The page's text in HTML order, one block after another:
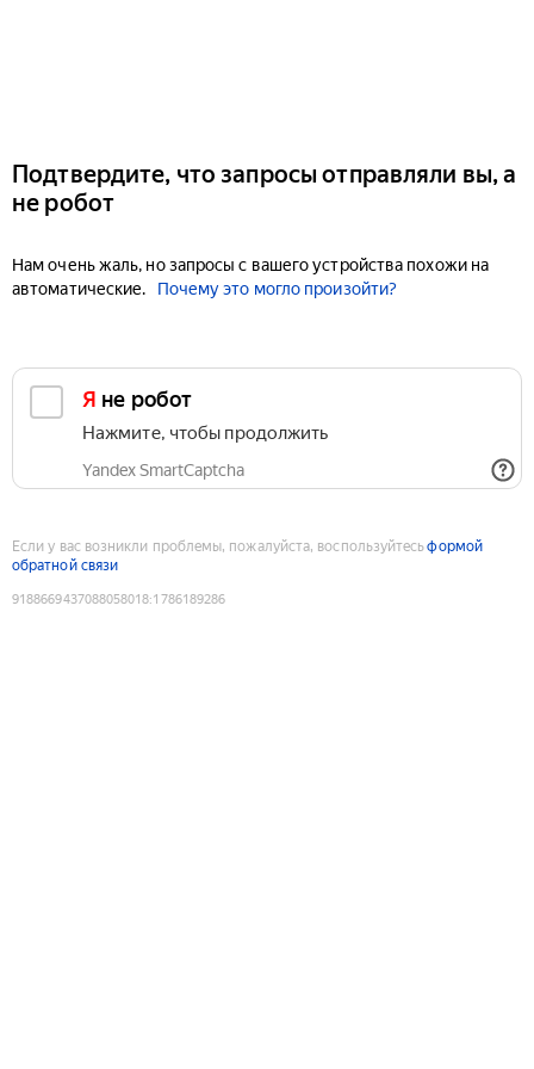
Подтвердите, что запросы отправляли вы, а
не робот
Нам очень жаль, но запросы с вашего устройства похожи на
автоматические.
Почему это могло произойти?
Я не робот
Нажмите, чтобы продолжить
Yandex SmartCaptcha
Если у вас возникли проблемы, пожалуйста, воспользуйтесьформой
обратной связи
9188669437088058018:1786189286